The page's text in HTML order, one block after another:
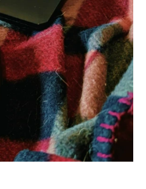
Архитектурный код
земли. Мощение
плитами становится
стандартом
СТРОИТЕЛЬСТВО